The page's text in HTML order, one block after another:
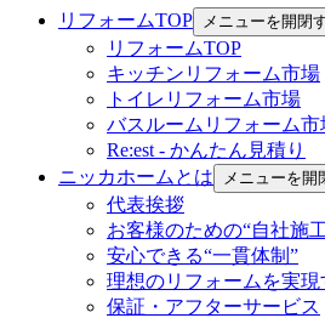
リフォームTOP メニューを開閉
リフォームTOP
キッチンリフォーム市場
トイレリフォーム市場
バスルームリフォーム市
Re:est - かんたん見積り
ニッカホームとは
メニューを開
代表挨拶
お客様のための“自社施
安心できる“一貫体制”
理想のリフォームを実現
保証・アフターサービス